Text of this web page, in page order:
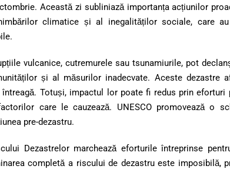
Această zi subliniază importanța acțiunilor
climatice și al inegalităților sociale, care
vulcanice, cutremurele sau tsunamiurile, pot
și al măsurilor inadecvate. Aceste dezastre
Totuși, impactul lor poate fi redus prin eforturi
care le cauzează. UNESCO promovează o
pre-dezastru.
Dezastrelor marchează eforturile întreprinse
completă a riscului de dezastru este imposibilă,